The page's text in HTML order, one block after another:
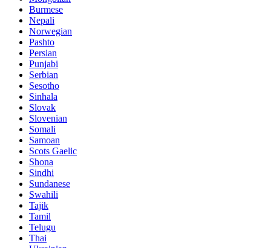
Burmese
Nepali
Norwegian
Pashto
Persian
Punjabi
Serbian
Sesotho
Sinhala
Slovak
Slovenian
Somali
Samoan
Scots Gaelic
Shona
Sindhi
Sundanese
Swahili
Tajik
Tamil
Telugu
Thai